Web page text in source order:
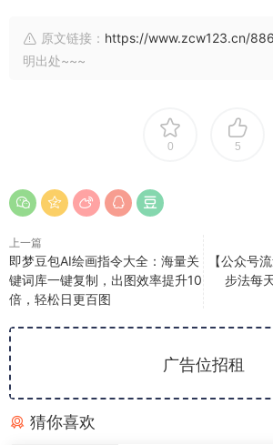
原文链接： https://www.zcw123.cn/
明出处~~~
0 5
上一篇
即梦豆包AI绘画指令大全：海量关
键词库一键复制，出图效率提升10
倍，轻松日更百图
【公众号
步法每
广告位招租
猜你喜欢